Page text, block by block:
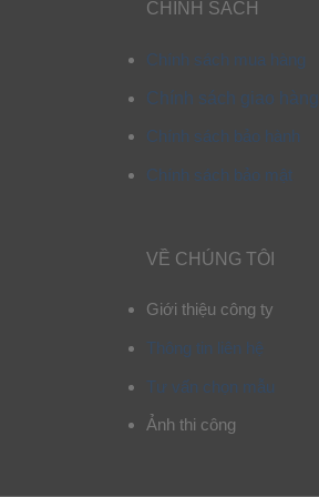
CHÍNH SÁCH
Chính sách mua hàng
Chính sách giao hàng
Chính sách bảo hành
Chính sách bảo mật
VỀ CHÚNG TÔI
Giới thiệu công ty
Thông tin liên hệ
Tư vấn chọn mẫu
Ảnh thi công